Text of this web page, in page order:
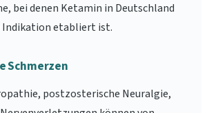
bei denen Ketamin in Deutschland
etabliert ist.
Schmerzen
postzosterische Neuralgie,